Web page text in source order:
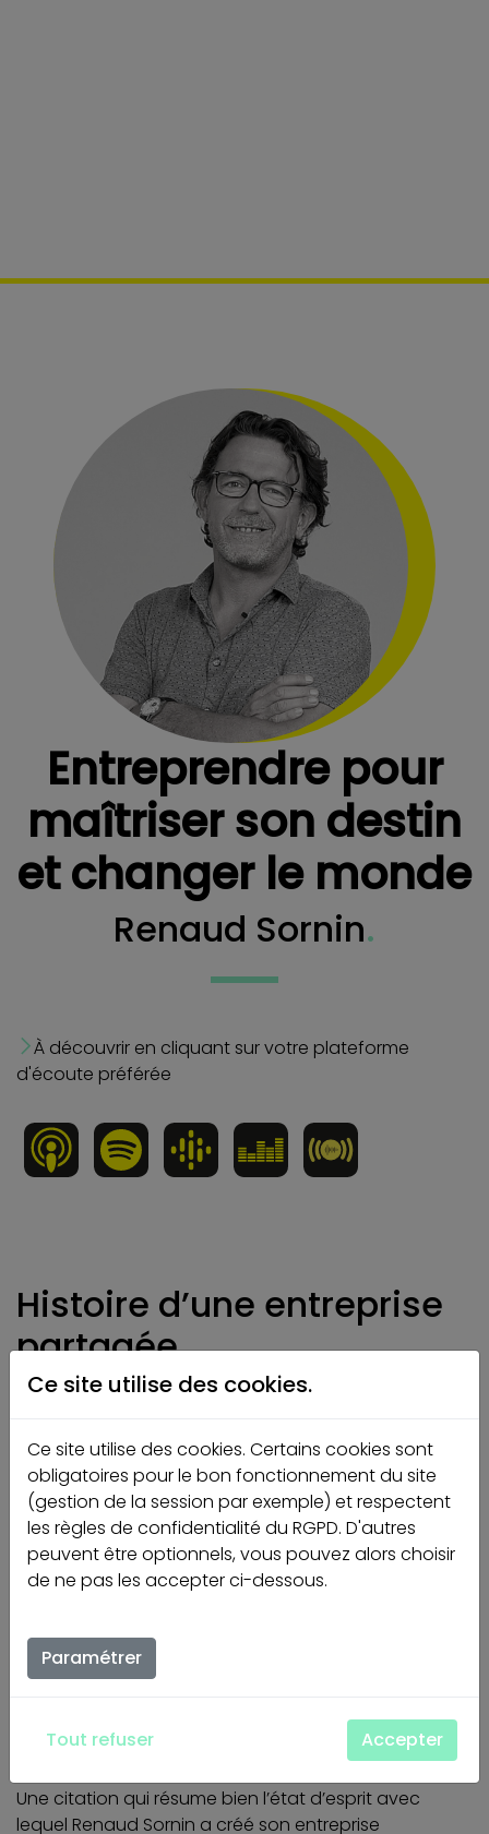
Entreprendre pour
maîtriser son destin
et changer le monde
Renaud Sornin.
À découvrir en cliquant sur votre plateforme
d'écoute préférée
Histoire d’une entreprise
partagée.
“L’entrepreneur veut à la fois maîtriser son destin et
découvrons un entrepreneur ambitieux et humble,
Renaud Sornin. Car oui, ambition et humilité riment !
Utopiste réaliste et féministe, Renaud nous partage
comment il a réalisé ses rêves,
de créer une entreprise partagée,
d’ouvrir de nouvelles voies pour répondre aux
enjeux de notre monde.
confiance aux autres et mène au succès”
BADEN-
Une citation qui résume bien l’état d’esprit avec
lequel Renaud Sornin a créé son entreprise
Ce site utilise des cookies.
Ce site utilise des cookies. Certains cookies sont
obligatoires pour le bon fonctionnement du site
(gestion de la session par exemple) et respectent
les règles de confidentialité du RGPD. D'autres
peuvent être optionnels, vous pouvez alors choisir
de ne pas les accepter ci-dessous.
Paramétrer
Tout refuser Accepter